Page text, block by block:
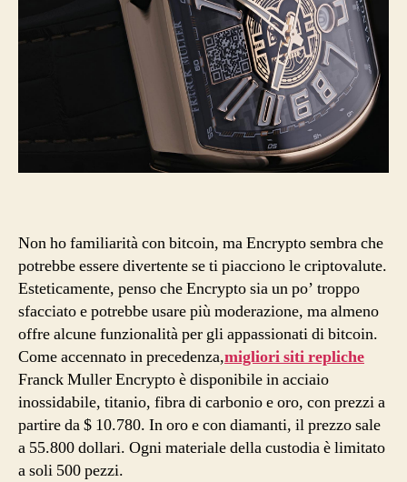
Non ho familiarità con bitcoin, ma Encrypto sembra che
potrebbe essere divertente se ti piacciono le criptovalute.
Esteticamente, penso che Encrypto sia un po’ troppo
sfacciato e potrebbe usare più moderazione, ma almeno
offre alcune funzionalità per gli appassionati di bitcoin.
Come accennato in precedenza,migliori siti repliche
Franck Muller Encrypto è disponibile in acciaio
inossidabile, titanio, fibra di carbonio e oro, con prezzi a
partire da $ 10.780. In oro e con diamanti, il prezzo sale
a 55.800 dollari. Ogni materiale della custodia è limitato
a soli 500 pezzi.